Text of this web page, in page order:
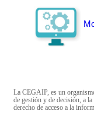
La CEGAIP, es un
de gestión y de decisión, a
derecho de acceso a la